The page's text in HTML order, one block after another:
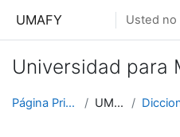
UMAFY Usted no
Universidad para
Página Principal UMAFY